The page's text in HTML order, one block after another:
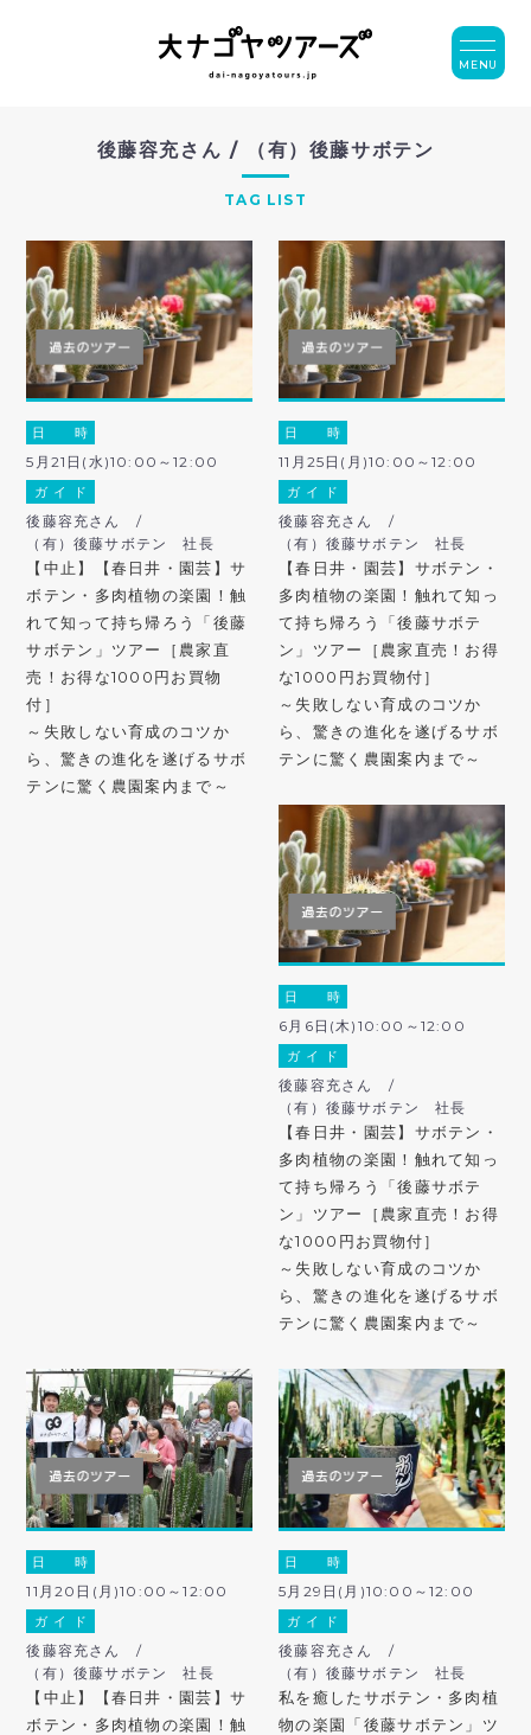
後藤容充さん / （有）後藤サボテン
TAG LIST
日 時
5月21日(水)10:00～12:00
ガ イ ド
後藤容充さん /
（有）後藤サボテン 社長
【中止】【春日井・園芸】サ
ボテン・多肉植物の楽園！触
れて知って持ち帰ろう「後藤
サボテン」ツアー［農家直
売！お得な1000円お買物
付］
～失敗しない育成のコツか
ら、驚きの進化を遂げるサボ
テンに驚く農園案内まで～
日 時
11月25日(月)10:00～12:00
ガ イ ド
後藤容充さん /
（有）後藤サボテン 社長
【春日井・園芸】サボテン・
多肉植物の楽園！触れて知っ
て持ち帰ろう「後藤サボテ
ン」ツアー［農家直売！お得
な1000円お買物付］
～失敗しない育成のコツか
ら、驚きの進化を遂げるサボ
テンに驚く農園案内まで～
日 時
6月6日(木)10:00～12:00
ガ イ ド
後藤容充さん /
（有）後藤サボテン 社長
【春日井・園芸】サボテン・
多肉植物の楽園！触れて知っ
て持ち帰ろう「後藤サボテ
ン」ツアー［農家直売！お得
な1000円お買物付］
～失敗しない育成のコツか
ら、驚きの進化を遂げるサボ
テンに驚く農園案内まで～
日 時
11月20日(月)10:00～12:00
ガ イ ド
後藤容充さん /
（有）後藤サボテン 社長
【中止】【春日井・園芸】サ
ボテン・多肉植物の楽園！触
日 時
5月29日(月)10:00～12:00
ガ イ ド
後藤容充さん /
（有）後藤サボテン 社長
私を癒したサボテン・多肉植
物の楽園「後藤サボテン」ツ
MENU